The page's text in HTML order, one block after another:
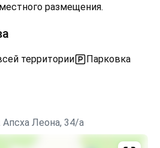
размещения.
территории
Парковка
Апсха Леона, 34/а